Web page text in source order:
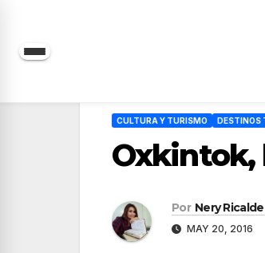
Saltar
CULTURA Y TURISMO DESTINOS
Oxkintok,
Por Nery
MAY 20, 2016